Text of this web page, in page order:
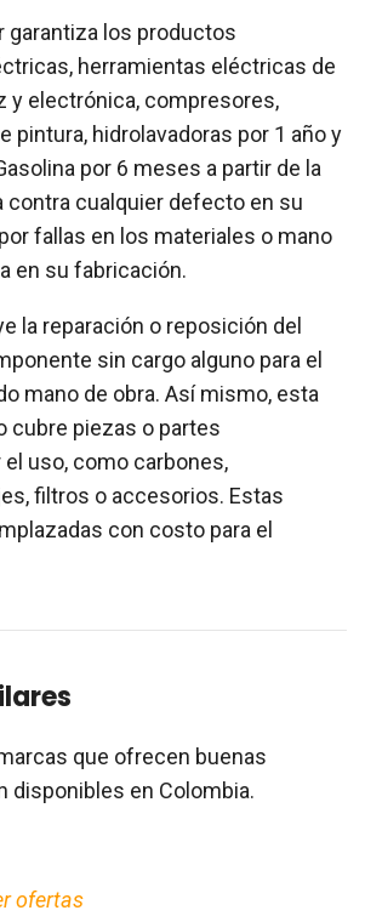
garantiza los productos
herramientas eléctricas de
y electrónica, compresores,
pintura, hidrolavadoras por 1 año y
por 6 meses a partir de la
contra cualquier defecto en su
fallas en los materiales o mano
en su fabricación.
la reparación o reposición del
sin cargo alguno para el
mano de obra. Así mismo, esta
cubre piezas o partes
uso, como carbones,
filtros o accesorios. Estas
con costo para el
que ofrecen buenas
disponibles en Colombia.
ofertas